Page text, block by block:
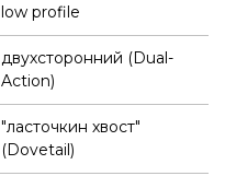
low profile
двухсторонний (Dual-
Action)
"ласточкин хвост"
(Dovetail)